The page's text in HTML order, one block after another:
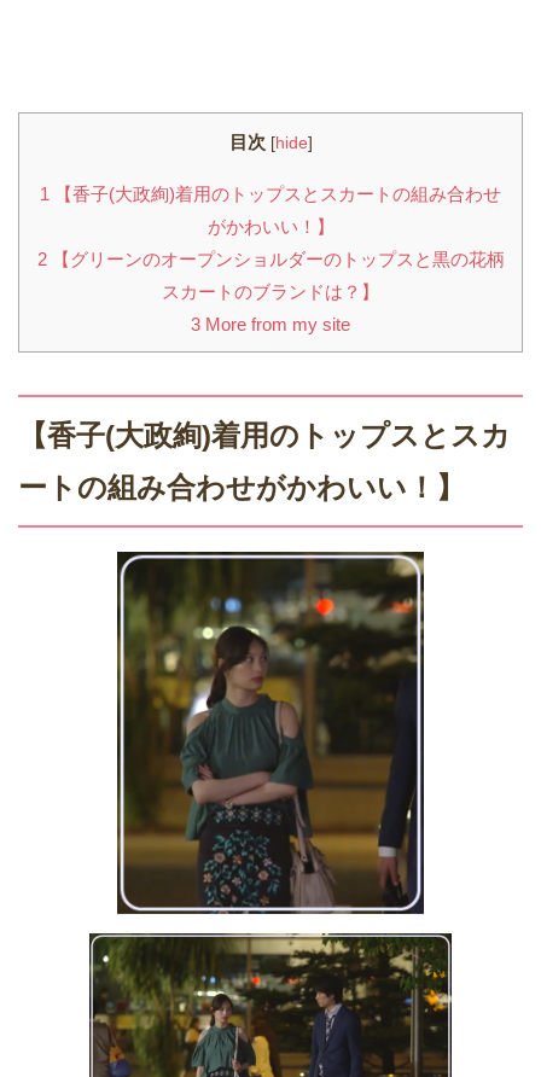
目次 [hide]
1
【香子(大政絢)着用のトップスとスカートの組み合わせ
がかわいい！】
2【グリーンのオープンショルダーのトップスと黒の花柄
スカートのブランドは？】
3 More from my site
【香子(大政絢)着用のトップスとスカ
ートの組み合わせがかわいい！】